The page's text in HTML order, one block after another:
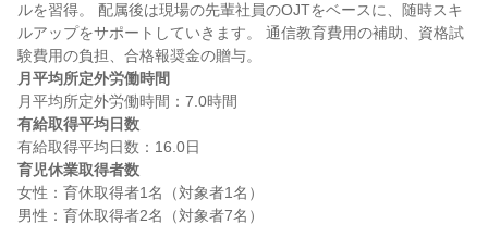
ルを習得。 配属後は現場の先輩社員のOJTをベースに、随時スキ
ルアップをサポートしていきます。 通信教育費用の補助、資格試
月平均所定外労働時間
有給取得平均日数
育児休業取得者数
女性：育休取得者1名（対象者1名）